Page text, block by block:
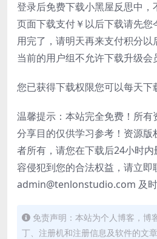
登录后免费下载小黑屋反思中
页面下载支付￥以后下载请先您
用完了，请明天再来支付积分
当前的用户组不允许下载升级会
您已获得下载权限您可以每天下
温馨提示：本站完全免费！所有
分享目的仅供学习参考！资源
者所有，请您在下载后24小时
容侵犯到您的合法权益，请立即
admin@tenlonstudio.com 及时
免责声明：本站为个人博客，博
丁、注册机和注册信息及软件的文